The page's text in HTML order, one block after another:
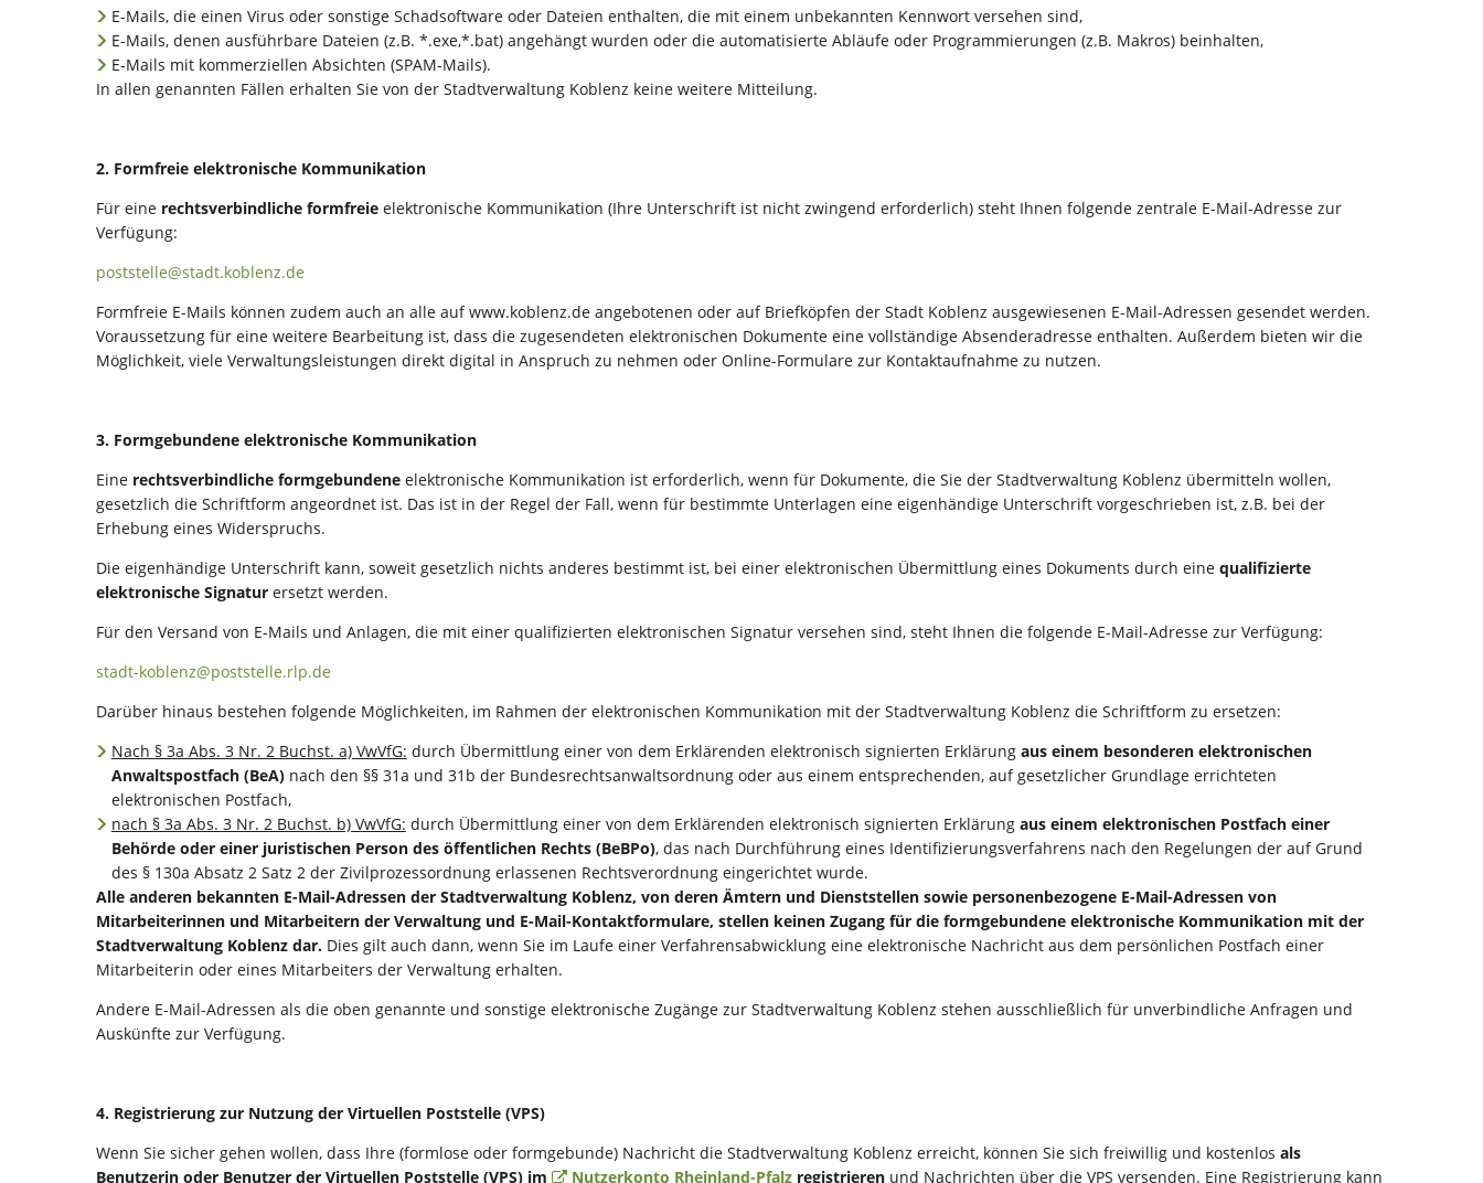
E-Mails, die einen Virus oder sonstige Schadsoftware oder Dateien enthalten, die mit einem unbekannten Kennwort versehen sind,
E-Mails, denen ausführbare Dateien (z.B. *.exe,*.bat) angehängt wurden oder die automatisierte Abläufe oder Programmierungen (z.B. Makros) beinhalten,
E-Mails mit kommerziellen Absichten (SPAM-Mails).
In allen genannten Fällen erhalten Sie von der Stadtverwaltung Koblenz keine weitere Mitteilung.
2. Formfreie elektronische Kommunikation
Für eine rechtsverbindliche formfreie elektronische Kommunikation (Ihre Unterschrift ist nicht zwingend erforderlich) steht Ihnen folgende zentrale E-Mail-Adresse zur
Verfügung:
poststelle@stadt.koblenz.de
Formfreie E-Mails können zudem auch an alle auf www.koblenz.de angebotenen oder auf Briefköpfen der Stadt Koblenz ausgewiesenen E-Mail-Adressen gesendet werden.
Voraussetzung für eine weitere Bearbeitung ist, dass die zugesendeten elektronischen Dokumente eine vollständige Absenderadresse enthalten. Außerdem bieten wir die
Möglichkeit, viele Verwaltungsleistungen direkt digital in Anspruch zu nehmen oder Online-Formulare zur Kontaktaufnahme zu nutzen.
3. Formgebundene elektronische Kommunikation
Eine rechtsverbindliche formgebundene elektronische Kommunikation ist erforderlich, wenn für Dokumente, die Sie der Stadtverwaltung Koblenz übermitteln wollen,
gesetzlich die Schriftform angeordnet ist. Das ist in der Regel der Fall, wenn für bestimmte Unterlagen eine eigenhändige Unterschrift vorgeschrieben ist, z.B. bei der
Erhebung eines Widerspruchs.
Die eigenhändige Unterschrift kann, soweit gesetzlich nichts anderes bestimmt ist, bei einer elektronischen Übermittlung eines Dokuments durch eine qualifizierte
elektronische Signatur ersetzt werden.
Für den Versand von E-Mails und Anlagen, die mit einer qualifizierten elektronischen Signatur versehen sind, steht Ihnen die folgende E-Mail-Adresse zur Verfügung:
stadt-koblenz@poststelle.rlp.de
Darüber hinaus bestehen folgende Möglichkeiten, im Rahmen der elektronischen Kommunikation mit der Stadtverwaltung Koblenz die Schriftform zu ersetzen:
Nach § 3a Abs. 3 Nr. 2 Buchst. a) VwVfG: durch Übermittlung einer von dem Erklärenden elektronisch signierten Erklärung aus einem besonderen elektronischen
Anwaltspostfach (BeA) nach den §§ 31a und 31b der Bundesrechtsanwaltsordnung oder aus einem entsprechenden, auf gesetzlicher Grundlage errichteten
elektronischen Postfach,
nach § 3a Abs. 3 Nr. 2 Buchst. b) VwVfG: durch Übermittlung einer von dem Erklärenden elektronisch signierten Erklärung aus einem elektronischen Postfach einer
Behörde oder einer juristischen Person des öffentlichen Rechts (BeBPo), das nach Durchführung eines Identifizierungsverfahrens nach den Regelungen der auf Grund
des § 130a Absatz 2 Satz 2 der Zivilprozessordnung erlassenen Rechtsverordnung eingerichtet wurde.
Alle anderen bekannten E-Mail-Adressen der Stadtverwaltung Koblenz, von deren Ämtern und Dienststellen sowie personenbezogene E-Mail-Adressen von
Mitarbeiterinnen und Mitarbeitern der Verwaltung und E-Mail-Kontaktformulare, stellen keinen Zugang für die formgebundene elektronische Kommunikation mit der
Stadtverwaltung Koblenz dar. Dies gilt auch dann, wenn Sie im Laufe einer Verfahrensabwicklung eine elektronische Nachricht aus dem persönlichen Postfach einer
Mitarbeiterin oder eines Mitarbeiters der Verwaltung erhalten.
Andere E-Mail-Adressen als die oben genannte und sonstige elektronische Zugänge zur Stadtverwaltung Koblenz stehen ausschließlich für unverbindliche Anfragen und
Auskünfte zur Verfügung.
4. Registrierung zur Nutzung der Virtuellen Poststelle (VPS)
Wenn Sie sicher gehen wollen, dass Ihre (formlose oder formgebunde) Nachricht die Stadtverwaltung Koblenz erreicht, können Sie sich freiwillig und kostenlos als
Benutzerin oder Benutzer der Virtuellen Poststelle (VPS) im
Nutzerkonto Rheinland-Pfalzregistrierenund Nachrichten über die VPS versenden. Eine Registrierung kann